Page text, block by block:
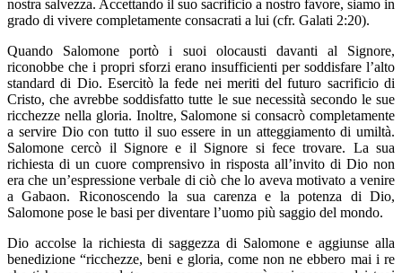
nostra salvezza. Accettando il suo sacrificio a nostro favore, siamo in
grado di vivere completamente consacrati a lui (cfr. Galati 2:20).
Quando Salomone portò i suoi olocausti davanti al Signore,
riconobbe che i propri sforzi erano insufficienti per soddisfare l’alto
standard di Dio. Esercitò la fede nei meriti del futuro sacrificio di
Cristo, che avrebbe soddisfatto tutte le sue necessità secondo le sue
ricchezze nella gloria. Inoltre, Salomone si consacrò completamente
a servire Dio con tutto il suo essere in un atteggiamento di umiltà.
Salomone cercò il Signore e il Signore si fece trovare. La sua
richiesta di un cuore comprensivo in risposta all’invito di Dio non
era che un’espressione verbale di ciò che lo aveva motivato a venire
a Gabaon. Riconoscendo la sua carenza e la potenza di Dio,
Salomone pose le basi per diventare l’uomo più saggio del mondo.
Dio accolse la richiesta di saggezza di Salomone e aggiunse alla
benedizione “ricchezze, beni e gloria, come non ne ebbero mai i re